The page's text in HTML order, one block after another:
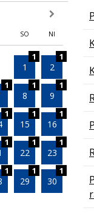
następny
SO NI
1
1
2
1
1
8
1
9
1
1
15
1
16
1
1
22
1
23
1
1
29
1
30
1